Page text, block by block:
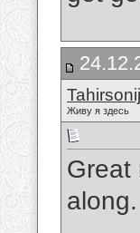
Живу я здесь
Great